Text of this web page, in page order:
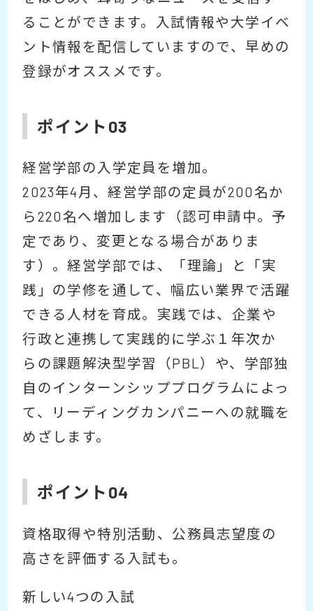
ることができます。入試情報や大学イベ
ント情報を配信していますので、早めの
登録がオススメです。
ポイント03
経営学部の入学定員を増加。
2023年4月、経営学部の定員が200名か
ら220名へ増加します（認可申請中。予
定であり、変更となる場合がありま
す）。経営学部では、「理論」と「実
践」の学修を通して、幅広い業界で活躍
できる人材を育成。実践では、企業や
行政と連携して実践的に学ぶ１年次か
らの課題解決型学習（PBL）や、学部独
自のインターンシッププログラムによっ
て、リーディングカンパニーへの就職を
めざします。
ポイント04
資格取得や特別活動、公務員志望度の
高さを評価する入試も。
新しい4つの入試